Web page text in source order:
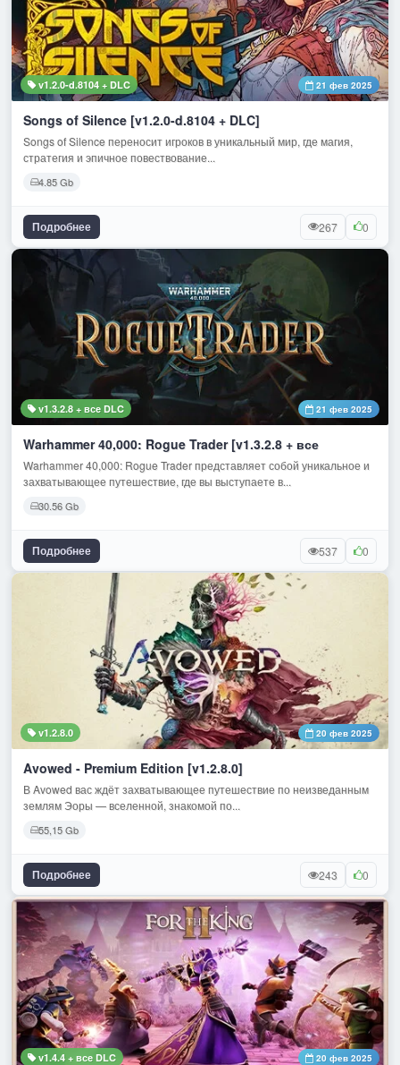
v1.2.0-d.8104 + DLC 21 фев 2025
Songs of Silence [v1.2.0-d.8104 + DLC]
Songs of Silence переносит игроков в уникальный мир, где магия,
стратегия и эпичное повествование...
4.85 Gb
Подробнее 267 0
v1.3.2.8 + все DLC 21 фев 2025
Warhammer 40,000: Rogue Trader [v1.3.2.8 + все
Warhammer 40,000: Rogue Trader представляет собой уникальное и
захватывающее путешествие, где вы выступаете в...
30.56 Gb
Подробнее 537 0
v1.2.8.0 20 фев 2025
Avowed - Premium Edition [v1.2.8.0]
В Avowed вас ждёт захватывающее путешествие по неизведанным
землям Эоры — вселенной, знакомой по...
55,15 Gb
Подробнее 243 0
v1.4.4 + все DLC 20 фев 2025